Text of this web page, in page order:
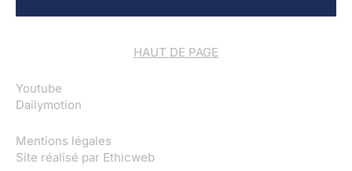
HAUT DE PAGE
Youtube
Dailymotion
Mentions légales
Site réalisé par Ethicweb